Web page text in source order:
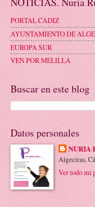
PORTAL CÁDIZ
AYUNTAMIENTO DE
EUROPA SUR
VEN POR MELILLA
Buscar en este blog
Datos personales
NURIA
Algeciras,
Ver todo mi